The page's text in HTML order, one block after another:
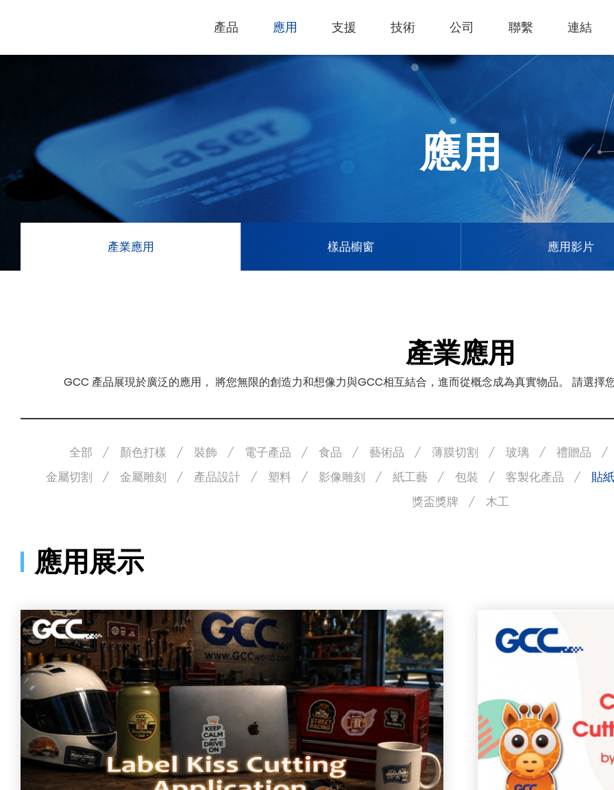
產品
電腦割字機 雷射雕刻機
雷射打標機
應用
熱門應用
禮贈品
首飾
印章
陳列展示
支援
下載專區
產品終止政策
過保固服務
技術 公司
關於我們
創新技術
客戶服務
公司
產品
榮譽和認証 新聞
最新
參展
聯繫
客戶服務
成為代理商
產品諮詢
其他問題
GCC 聯絡資訊
聯繫我
連結
GCC Club
代理商入口
股東訊息
財務報表
利害關係
ESG永續
應用
產業應用 樣品櫥窗 應用影片
產業應用
GCC 產品展現於廣泛的應用， 將您無限的創造力和想像力與GCC相互結合，進而從概念成為真實物品。 請選擇
全部 顏色打樣 裝飾 電子產品 食品 藝術品 薄膜切割 玻璃
禮贈品
金屬切割
金屬雕刻 產品設計 塑料 影像雕刻 紙工藝 包裝 客製化產品
貼紙
獎盃獎牌
木工
應用展示